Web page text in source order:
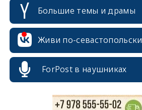
Большие темы и драмы
Живи по-севастопольски
ForPost в наушниках